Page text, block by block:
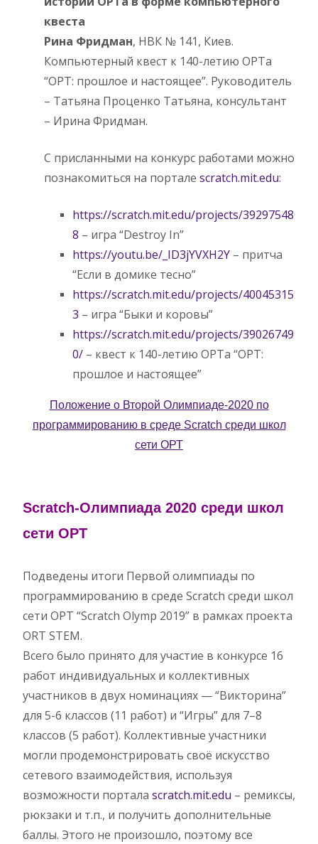
квеста
Рина Фридман, НВК № 141, Киев.
Компьютерный квест к 140-летию ОРТа
“ОРТ: прошлое и настоящее”. Руководитель
– Татьяна Проценко Татьяна, консультант
– Ирина Фридман.
С присланными на конкурс работами можно
познакомиться на портале scratch.mit.edu:
https://scratch.mit.edu/projects/39297548
8 – игра “Destroy In”
https://youtu.be/_ID3jYVXH2Y – притча
“Если в домике тесно”
https://scratch.mit.edu/projects/40045315
3 – игра “Быки и коровы”
https://scratch.mit.edu/projects/39026749
0/ – квест к 140-летию ОРТа “ОРТ:
прошлое и настоящее”
Положение о Второй Олимпиаде-2020 по
программированию в среде Scratch среди школ
сети ОРТ
Scratch-Олимпиада 2020 среди школ
сети ОРТ
Подведены итоги Первой олимпиады по
программированию в среде Scratch среди школ
сети ОРТ “Scratch Olymp 2019” в рамках проекта
ORT STEM.
Всего было принято для участие в конкурсе 16
работ индивидуальных и коллективных
участников в двух номинациях — “Викторина”
для 5-6 классов (11 работ) и “Игры” для 7–8
классов (5 работ). Коллективные участники
могли продемонстрировать своё искусство
сетевого взаимодействия, используя
возможности портала scratch.mit.edu – ремиксы,
рюкзаки и т.п., и получить дополнительные
баллы. Этого не произошло, поэтому все